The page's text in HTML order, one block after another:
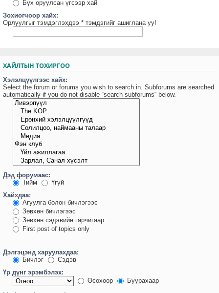
Бүх оруулсан үгсээр хай
Зохиогчоор хайх:
Орлуулгыг тэмдэглэхдээ * тэмдэгийг ашиглана уу!
ХАЙЛТЫН ТОХИРГОО
Хэлэлцүүлгээс хайх:
Select the forum or forums you wish to search in. Subforums are searched
automatically if you do not disable “search subforums“ below.
Дэд форумаас:
Тийм
Үгүй
Хайхдаа:
Агуулга болон бичлэгээс
Зөвхөн бичлэгээс
Зөвхөн сэдэвийн гарчигаар
First post of topics only
Дэлгэцэнд харуулахдаа:
Бичлэг
Сэдэв
Үр дүнг эрэмбэлэх:
Өсөхөөр
Буурахаар